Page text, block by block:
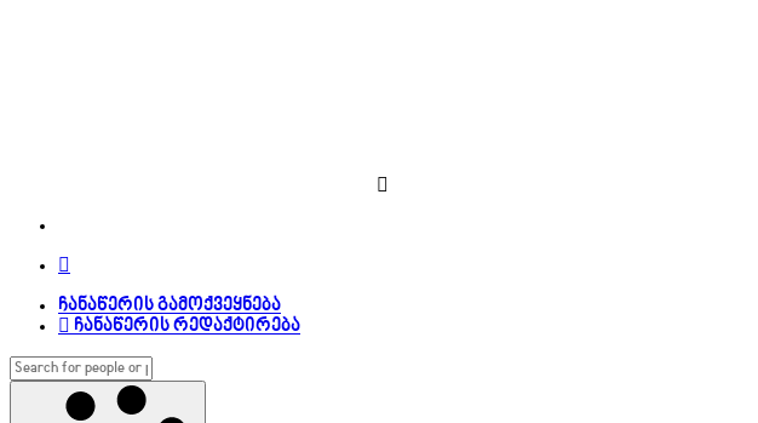
ჩანაწერის გამოქვეყნება
ჩანაწერის რედაქტირება